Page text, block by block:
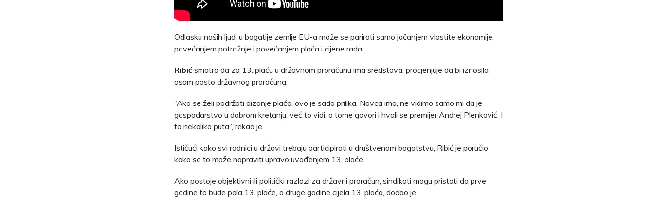
Odlasku naših ljudi u bogatije zemlje EU-a može se parirati samo jačanjem vlastite ekonomije,
povećanjem potražnje i povećanjem plaća i cijene rada.
Ribić smatra da za 13. plaću u državnom proračunu ima sredstava, procjenjuje da bi iznosila
osam posto državnog proračuna.
“Ako se želi podržati dizanje plaća, ovo je sada prilika. Novca ima, ne vidimo samo mi da je
gospodarstvo u dobrom kretanju, već to vidi, o tome govori i hvali se premijer Andrej Plenković. I
to nekoliko puta”, rekao je.
Ističući kako svi radnici u državi trebaju participirati u društvenom bogatstvu, Ribić je poručio
kako se to može napraviti upravo uvođenjem 13. plaće.
Ako postoje objektivni ili politički razlozi za državni proračun, sindikati mogu pristati da prve
godine to bude pola 13. plaće, a druge godine cijela 13. plaća, dodao je.